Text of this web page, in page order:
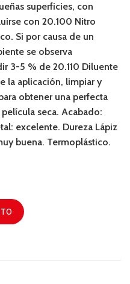
superficies, con
con 20.100 Nitro
Si por causa de un
se observa
3-5 % de 20.110 Diluente
la aplicación, limpiar y
obtener una perfecta
seca. Acabado:
excelente. Dureza Lápiz
buena. Termoplástico.